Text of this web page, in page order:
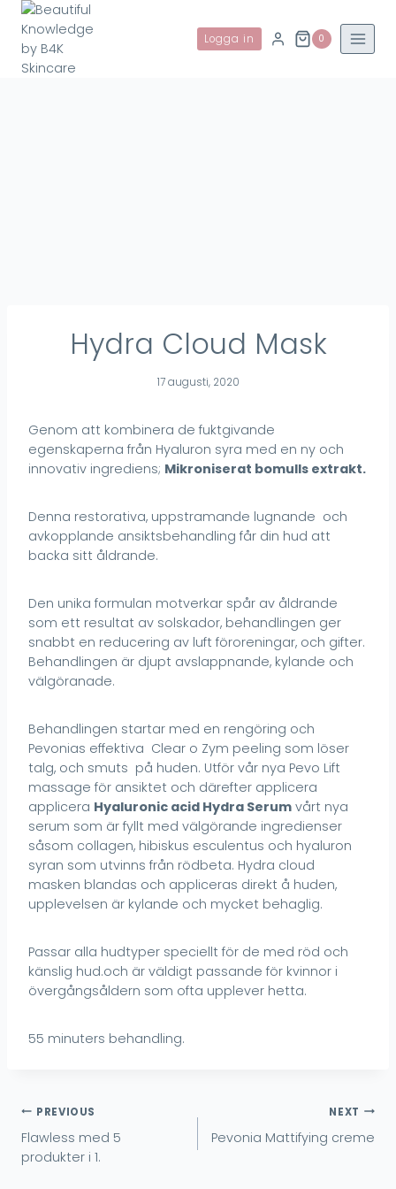
Skip
content
Logga in 0
Hydra Cloud Mask
17 augusti, 2020
Genom att kombinera de fuktgivande
egenskaperna från Hyaluron syra med en ny och
innovativ ingrediens; Mikroniserat bomulls extrakt.
Denna restorativa, uppstramande lugnande och
avkopplande ansiktsbehandling får din hud att
backa sitt åldrande.
Den unika formulan motverkar spår av åldrande
som ett resultat av solskador, behandlingen ger
snabbt en reducering av luft föroreningar, och gifter.
Behandlingen är djupt avslappnande, kylande och
välgöranade.
Behandlingen startar med en rengöring och
Pevonias effektiva Clear o Zym peeling som löser
talg, och smuts på huden. Utför vår nya Pevo Lift
massage för ansiktet och därefter applicera
applicera Hyaluronic acid Hydra Serum vårt nya
serum som är fyllt med välgörande ingredienser
såsom collagen, hibiskus esculentus och hyaluron
syran som utvinns från rödbeta. Hydra cloud
masken blandas och appliceras direkt å huden,
upplevelsen är kylande och mycket behaglig.
Passar alla hudtyper speciellt för de med röd och
känslig hud.och är väldigt passande för kvinnor i
övergångsåldern som ofta upplever hetta.
55 minuters behandling.
Inläggsnavigering
PREVIOUS
Flawless med 5
produkter i 1.
NEXT
Pevonia Mattifying creme